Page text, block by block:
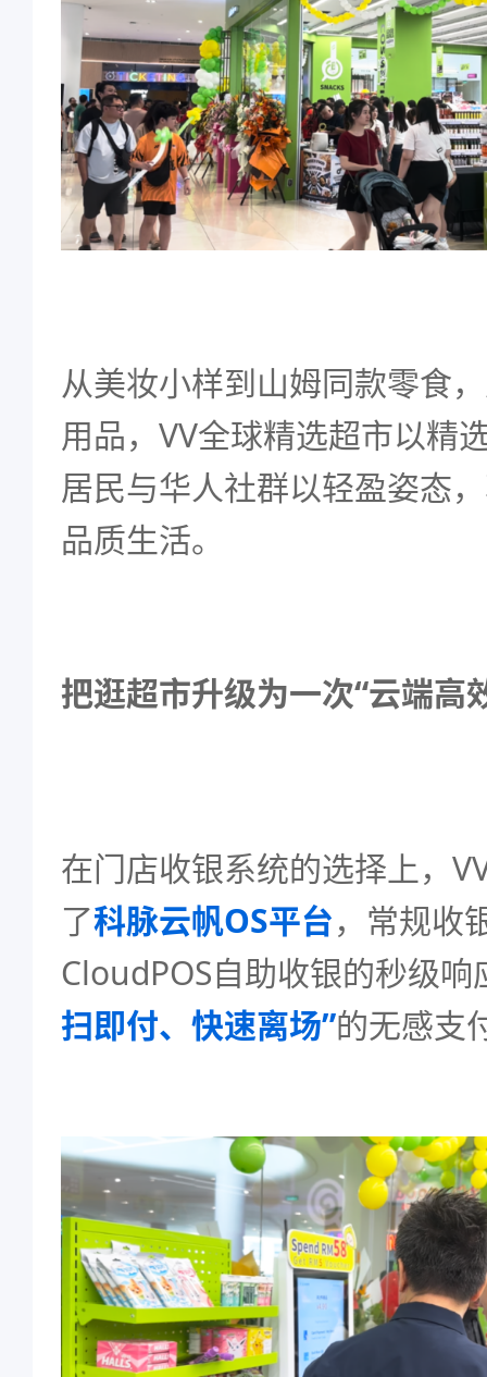
从美妆小样到山姆同款零食
用品，VV全球精选超市以精
居民与华人社群以轻盈姿态
品质生活。
把逛超市升级为一次“云端高
在门店收银系统的选择上，
了科脉云帆OS平台，常规收
CloudPOS自助收银的秒级
扫即付、快速离场”的无感支